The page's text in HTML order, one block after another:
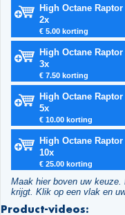
High Octane Raptor
2x
€ 5.00 korting
High Octane Raptor
3x
€ 7.50 korting
High Octane Raptor
5x
€ 10.00 korting
High Octane Raptor
10x
€ 25.00 korting
Maak hier boven uw keuze.
krijgt. Klik op een vlak en
Product-videos: